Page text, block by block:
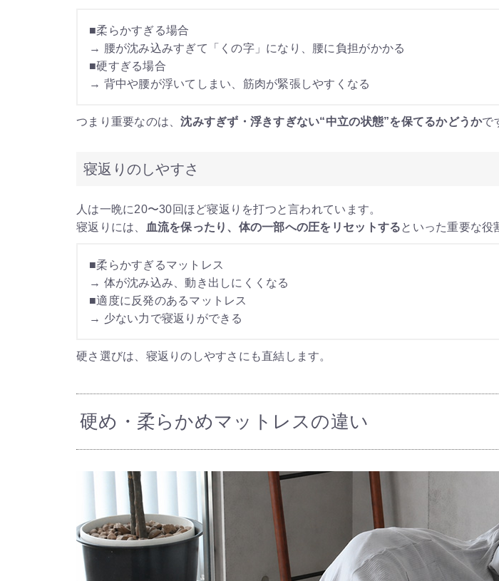
■柔らかすぎる場合
→ 腰が沈み込みすぎて「くの字」になり、腰に負担がかかる
■硬すぎる場合
→ 背中や腰が浮いてしまい、筋肉が緊張しやすくなる
つまり重要なのは、沈みすぎず・浮きすぎない“中立の状態”を保てるかどうかで
寝返りのしやすさ
人は一晩に20〜30回ほど寝返りを打つと言われています。
寝返りには、
血流を保ったり、体の一部への圧をリセットするといった重要な役
■柔らかすぎるマットレス
→ 体が沈み込み、動き出しにくくなる
■適度に反発のあるマットレス
→ 少ない力で寝返りができる
硬さ選びは、寝返りのしやすさにも直結します。
硬め・柔らかめマットレスの違い